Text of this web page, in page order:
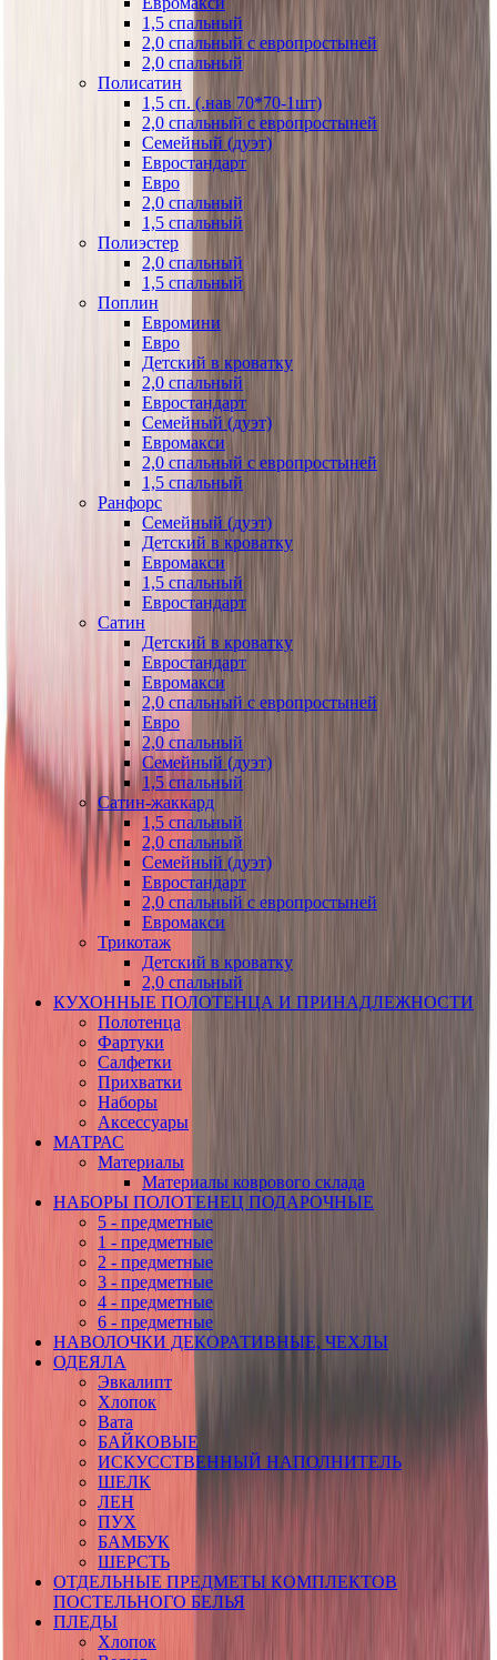
1,5 спальный
2,0 спальный с европростыней
2,0 спальный
Полисатин
1,5 сп. (.нав 70*70-1шт)
2,0 спальный с европростыней
Семейный (дуэт)
Евростандарт
Евро
2,0 спальный
1,5 спальный
Полиэстер
2,0 спальный
1,5 спальный
Поплин
Евромини
Евро
Детский в кроватку
2,0 спальный
Евростандарт
Семейный (дуэт)
Евромакси
2,0 спальный с европростыней
1,5 спальный
Ранфорс
Семейный (дуэт)
Детский в кроватку
Евромакси
1,5 спальный
Евростандарт
Сатин
Детский в кроватку
Евростандарт
Евромакси
2,0 спальный с европростыней
Евро
2,0 спальный
Семейный (дуэт)
1,5 спальный
Сатин-жаккард
1,5 спальный
2,0 спальный
Семейный (дуэт)
Евростандарт
2,0 спальный с европростыней
Евромакси
Трикотаж
Детский в кроватку
2,0 спальный
КУХОННЫЕ ПОЛОТЕНЦА И ПРИНАДЛЕЖНОСТИ
Полотенца
Фартуки
Салфетки
Прихватки
Наборы
Аксессуары
МАТРАС
Материалы
Материалы коврового склада
НАБОРЫ ПОЛОТЕНЕЦ ПОДАРОЧНЫЕ
5 - предметные
1 - предметные
2 - предметные
3 - предметные
4 - предметные
6 - предметные
НАВОЛОЧКИ ДЕКОРАТИВНЫЕ, ЧЕХЛЫ
ОДЕЯЛА
Эвкалипт
Хлопок
Вата
БАЙКОВЫЕ
ИСКУССТВЕННЫЙ НАПОЛНИТЕЛЬ
ШЕЛК
ЛЕН
ПУХ
БАМБУК
ШЕРСТЬ
ОТДЕЛЬНЫЕ ПРЕДМЕТЫ КОМПЛЕКТОВ
ПОСТЕЛЬНОГО БЕЛЬЯ
ПЛЕДЫ
Хлопок